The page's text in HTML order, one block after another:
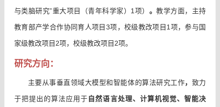
与类脑研究”重大项目（青年科学家）1项） 。教学方面， 主持
教育部产学合作协同育人项目3项，校级教改项目1项，参与国
家级教改项目2项，校级教改项目2项。
研究方向：
主要从事垂直领域大模型和智能体的算法研究工作， 致力
于把提出的算法应用于自然语言处理、计算机视觉、智能决